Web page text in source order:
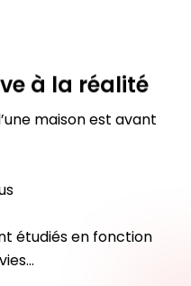
à la réalité
maison est avant
étudiés en fonction